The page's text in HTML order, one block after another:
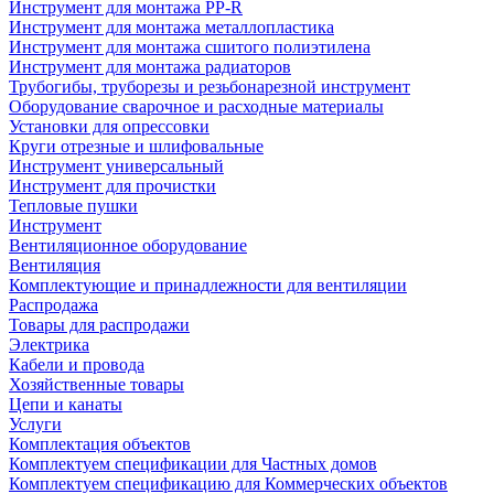
Инструмент для монтажа PP-R
Инструмент для монтажа металлопластика
Инструмент для монтажа сшитого полиэтилена
Инструмент для монтажа радиаторов
Трубогибы, труборезы и резьбонарезной инструмент
Оборудование сварочное и расходные материалы
Установки для опрессовки
Круги отрезные и шлифовальные
Инструмент универсальный
Инструмент для прочистки
Тепловые пушки
Инструмент
Вентиляционное оборудование
Вентиляция
Комплектующие и принадлежности для вентиляции
Распродажа
Товары для распродажи
Электрика
Кабели и провода
Хозяйственные товары
Цепи и канаты
Услуги
Комплектация объектов
Комплектуем спецификации для Частных домов
Комплектуем спецификацию для Коммерческих объектов